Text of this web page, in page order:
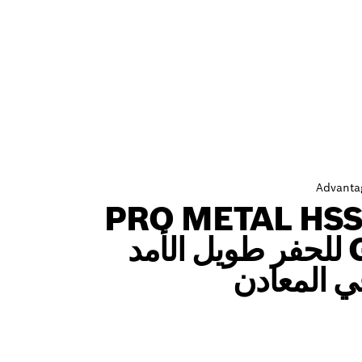
PRO METAL
G للحفر طويل الأمد
المعادن